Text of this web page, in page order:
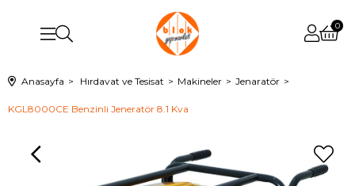
0
Anasayfa Hırdavat ve Tesisat Makineler Jenaratör
KGL8000CE Benzinli Jeneratör 8.1 Kva